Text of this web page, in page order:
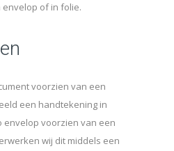
of in folie.
voorzien van een
een handtekening in
envelop voorzien van een
wij dit middels een